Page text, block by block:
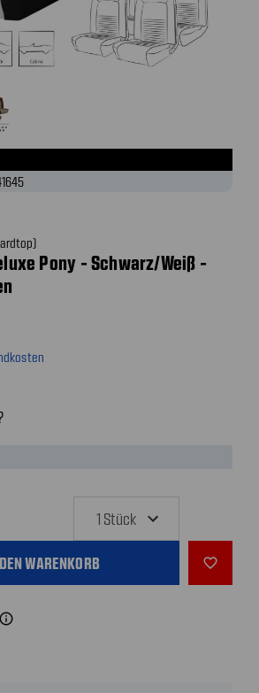
Pony - Schwarz/Weiß -
WARENKORB favorite_outline